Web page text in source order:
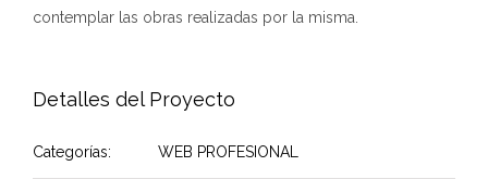
contemplar las obras realizadas por la misma.
Detalles del Proyecto
Categorías: WEB PROFESIONAL